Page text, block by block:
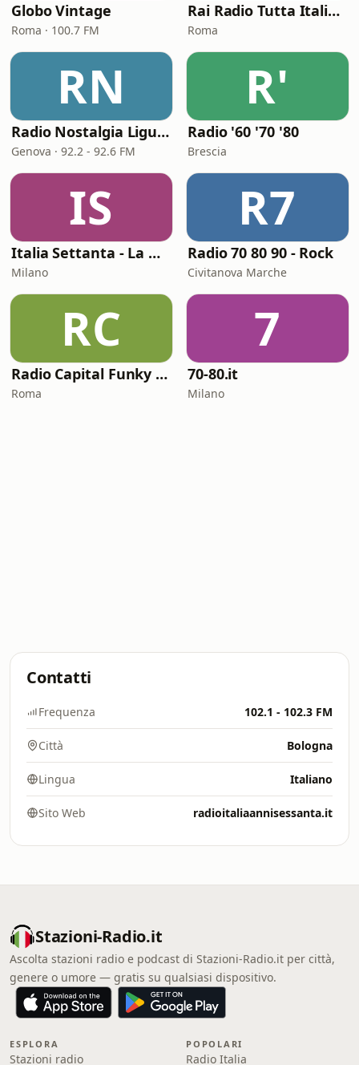
Globo Vintage
Roma · 100.7 FM
Rai Radio Tutta Italiana
Roma
RN
Radio Nostalgia Liguria
Genova · 92.2 - 92.6 FM
R'
Radio '60 '70 '80
Brescia
IS
Italia Settanta - La musica italiana dei settanta
Milano
R7
Radio 70 80 90 - Rock
Civitanova Marche
RC
Radio Capital Funky Town
Roma
7
70-80.it
Milano
Contatti
Frequenza 102.1 - 102.3 FM
Città Bologna
Lingua Italiano
Sito Web radioitaliaannisessanta.it
Stazioni-Radio.it
Ascolta stazioni radio e podcast di Stazioni-Radio.it per città,
genere o umore — gratis su qualsiasi dispositivo.
ESPLORA
Stazioni radio
POPOLARI
Radio Italia